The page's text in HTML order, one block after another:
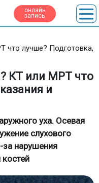
онлайн
запись
что лучше? Подготовка,
КТ или МРТ что
и
уха. Осевая
слухового
за нарушения